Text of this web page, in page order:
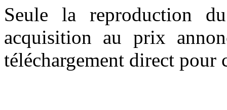
Seule la reproduction
acquisition au prix
téléchargement direct pour